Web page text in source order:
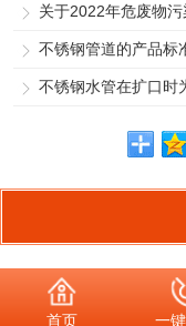
关于2022年危废物
不锈钢管道的产品标
不锈钢水管在扩口时
首页 一